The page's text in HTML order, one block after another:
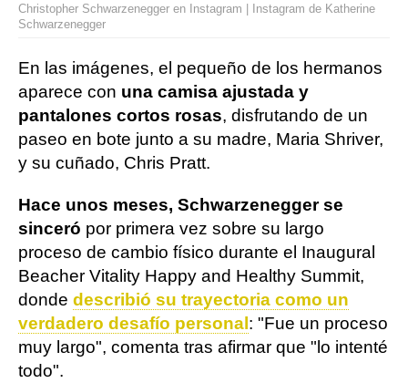
Christopher Schwarzenegger en Instagram | Instagram de Katherine
Schwarzenegger
En las imágenes, el pequeño de los hermanos
aparece con una camisa ajustada y
pantalones cortos rosas, disfrutando de un
paseo en bote junto a su madre, Maria Shriver,
y su cuñado, Chris Pratt.
Hace unos meses, Schwarzenegger se
sinceró por primera vez sobre su largo
proceso de cambio físico durante el Inaugural
Beacher Vitality Happy and Healthy Summit,
donde describió su trayectoria como un
verdadero desafío personal : "Fue un proceso
muy largo", comenta tras afirmar que "lo intenté
todo".